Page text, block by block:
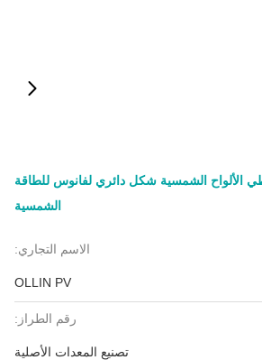
الألواح الشمسية شكل دائري لفانوس للطاقة
الشمسية
الاسم التجاري:
OLLIN PV
رقم الطراز:
تصنيع المعدات الأصلية